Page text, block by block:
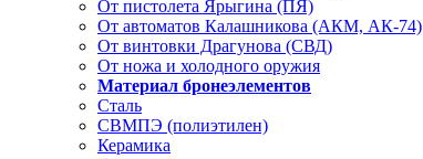
От пистолета Ярыгина (ПЯ)
От автоматов Калашникова (АКМ, АК-74)
От винтовки Драгунова (СВД)
От ножа и холодного оружия
Материал бронеэлементов
Сталь
СВМПЭ (полиэтилен)
Керамика